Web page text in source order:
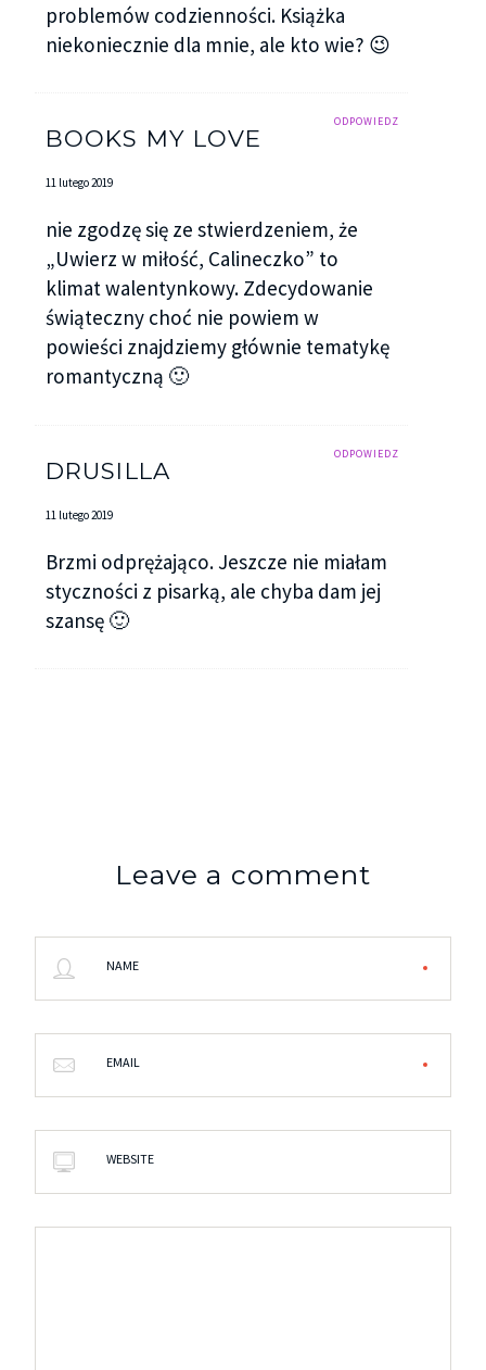
problemów codzienności. Książka
niekoniecznie dla mnie, ale kto wie? 😉
ODPOWIEDZ
BOOKS MY LOVE
11 lutego 2019
nie zgodzę się ze stwierdzeniem, że
„Uwierz w miłość, Calineczko” to
klimat walentynkowy. Zdecydowanie
świąteczny choć nie powiem w
powieści znajdziemy głównie tematykę
romantyczną 🙂
ODPOWIEDZ
DRUSILLA
11 lutego 2019
Brzmi odprężająco. Jeszcze nie miałam
styczności z pisarką, ale chyba dam jej
szansę 🙂
Leave a comment
NAME
EMAIL
WEBSITE